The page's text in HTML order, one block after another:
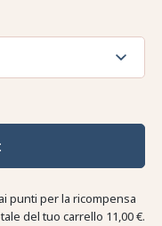
punti per la ricompensa
del tuo carrello 11,00 €.